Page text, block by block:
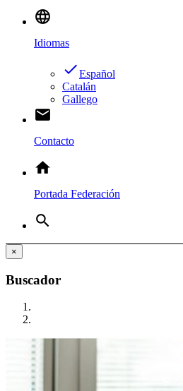
language
Idiomas
doneEspañol
Catalán
Gallego
email
Contacto
home
Portada Federación
search
×
Buscador